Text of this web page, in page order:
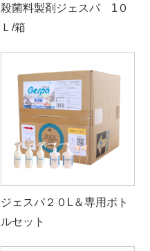
殺菌料製剤ジェスパ 1０
Ｌ/箱
ジェスパ２０L＆専用ボト
ルセット